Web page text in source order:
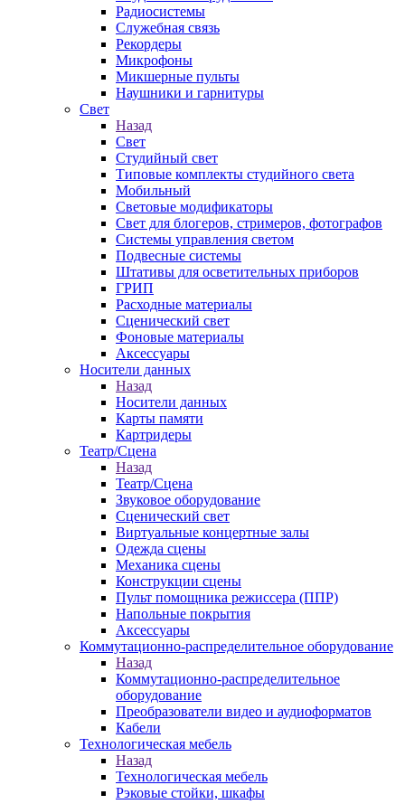
Радиосистемы
Служебная связь
Рекордеры
Микрофоны
Микшерные пульты
Наушники и гарнитуры
Свет
Назад
Свет
Студийный свет
Типовые комплекты студийного света
Мобильный
Световые модификаторы
Свет для блогеров, стримеров, фотографов
Системы управления светом
Подвесные системы
Штативы для осветительных приборов
ГРИП
Расходные материалы
Сценический свет
Фоновые материалы
Аксессуары
Носители данных
Назад
Носители данных
Карты памяти
Картридеры
Театр/Сцена
Назад
Театр/Сцена
Звуковое оборудование
Сценический свет
Виртуальные концертные залы
Одежда сцены
Механика сцены
Конструкции сцены
Пульт помощника режиссера (ППР)
Напольные покрытия
Аксессуары
Коммутационно-распределительное оборудование
Назад
Коммутационно-распределительное
оборудование
Преобразователи видео и аудиоформатов
Кабели
Технологическая мебель
Назад
Технологическая мебель
Рэковые стойки, шкафы